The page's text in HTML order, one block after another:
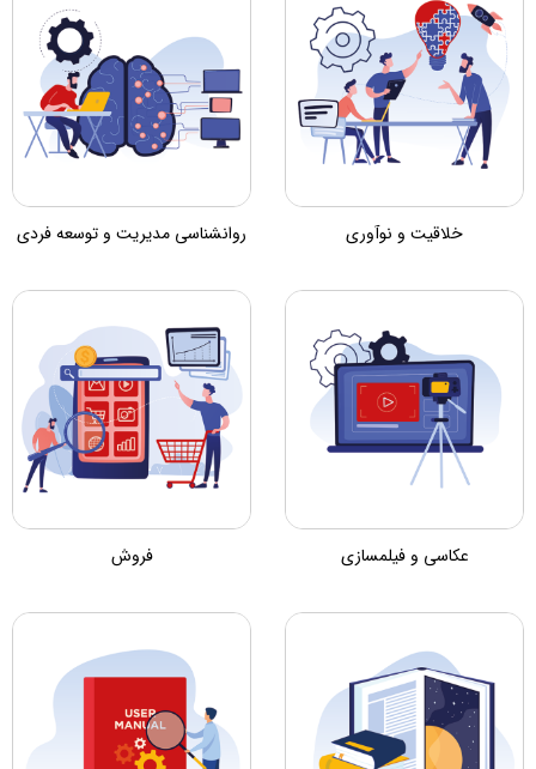
خلاقیت و نوآوری روانشناسی مدیریت و توسعه فردی
عکاسی و فیلمسازی فروش